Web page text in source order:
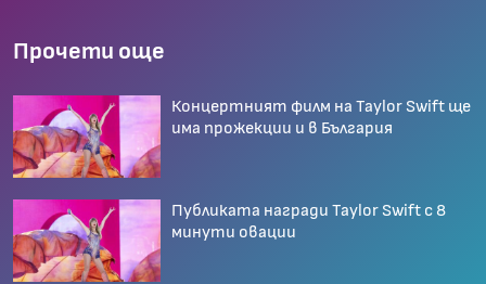
Прочети още
Концертният филм на Taylor Swift ще
има прожекции и в България
Публиката награди Taylor Swift с 8
минути овации